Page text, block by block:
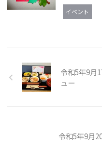
イベント
令和5年9月
ュー
令和5年9月